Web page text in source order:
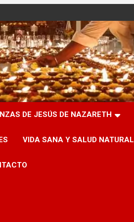
DE JESÚS DE NAZARETH
VIDA SANA Y SALUD NATURAL